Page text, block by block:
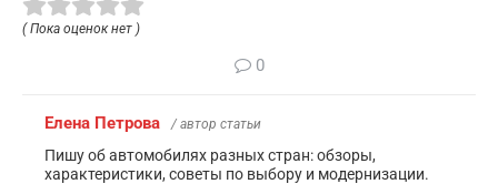
( Пока оценок нет )
0
Елена Петрова / автор статьи
Пишу об автомобилях разных стран: обзоры,
характеристики, советы по выбору и модернизации.